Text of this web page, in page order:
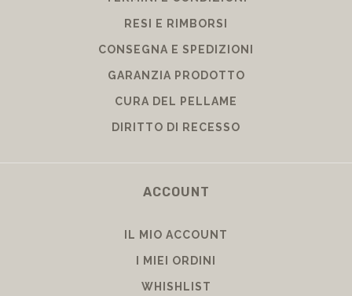
RESI E RIMBORSI
CONSEGNA E SPEDIZIONI
GARANZIA PRODOTTO
CURA DEL PELLAME
DIRITTO DI RECESSO
ACCOUNT
IL MIO ACCOUNT
I MIEI ORDINI
WHISHLIST